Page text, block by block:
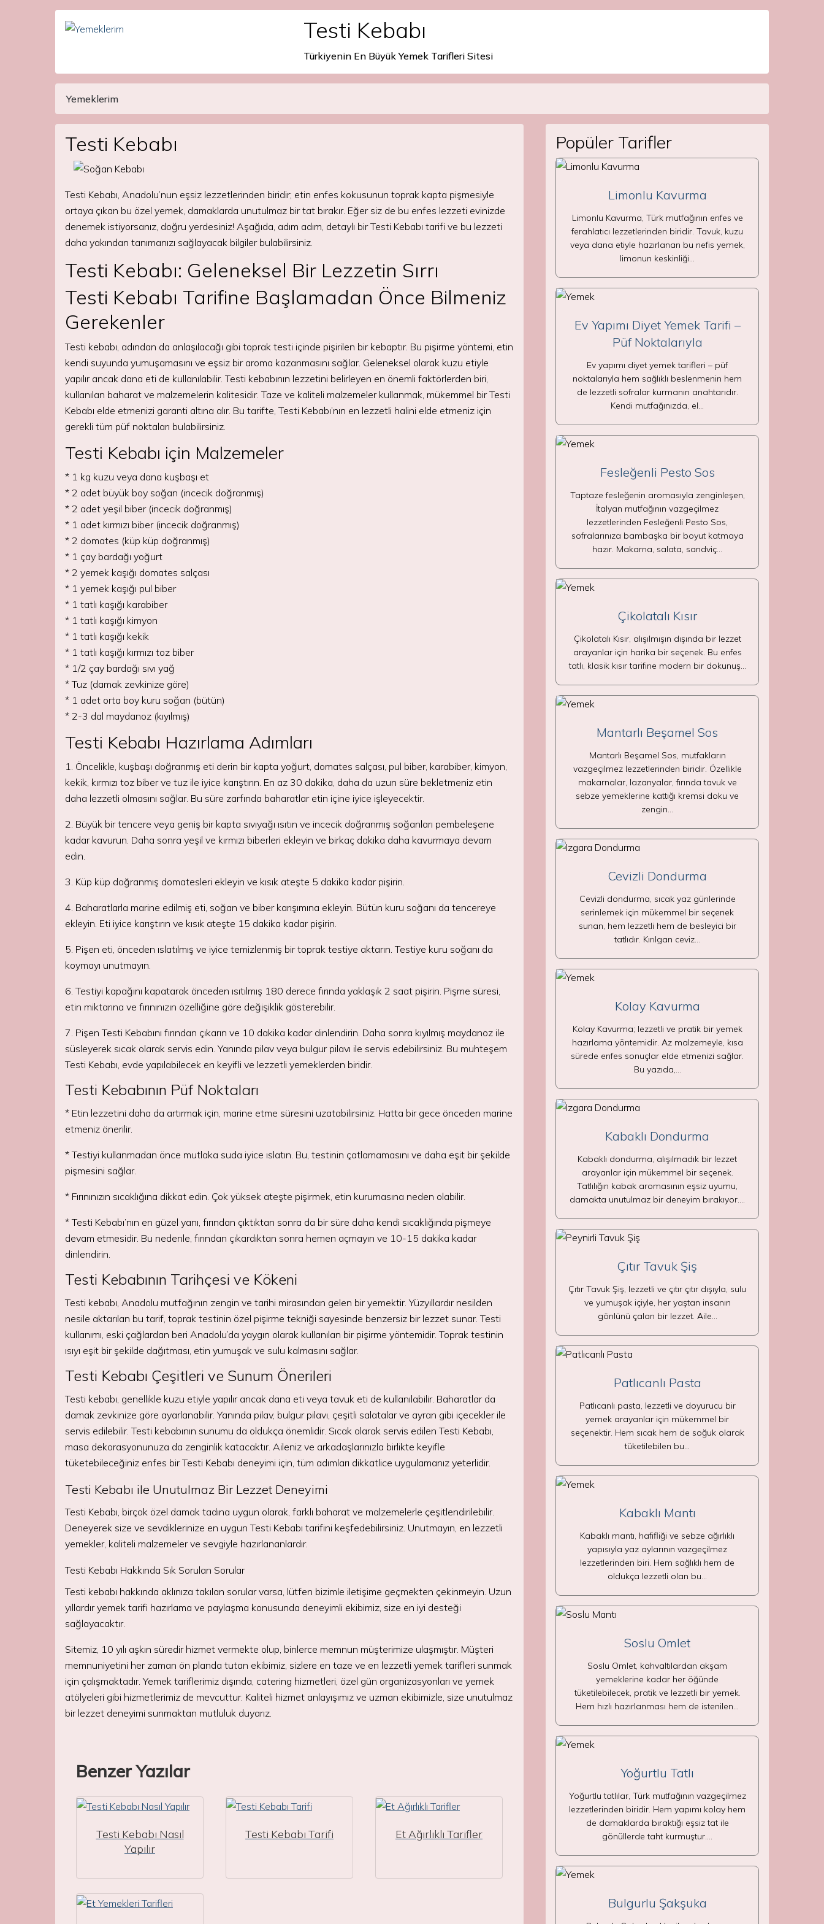
Testi Kebabı
Türkiyenin En Büyük Yemek Tarifleri Sitesi
Main Navigation
Yemeklerim
Testi Kebabı
Testi Kebabı, Anadolu’nun eşsiz lezzetlerinden biridir; etin enfes kokusunun toprak kapta pişmesiyle
ortaya çıkan bu özel yemek, damaklarda unutulmaz bir tat bırakır. Eğer siz de bu enfes lezzeti evinizde
denemek istiyorsanız, doğru yerdesiniz! Aşağıda, adım adım, detaylı bir Testi Kebabı tarifi ve bu lezzeti
daha yakından tanımanızı sağlayacak bilgiler bulabilirsiniz.
Testi Kebabı: Geleneksel Bir Lezzetin Sırrı
Testi Kebabı Tarifine Başlamadan Önce Bilmeniz
Gerekenler
Testi kebabı, adından da anlaşılacağı gibi toprak testi içinde pişirilen bir kebaptır. Bu pişirme yöntemi, etin
kendi suyunda yumuşamasını ve eşsiz bir aroma kazanmasını sağlar. Geleneksel olarak kuzu etiyle
yapılır ancak dana eti de kullanılabilir. Testi kebabının lezzetini belirleyen en önemli faktörlerden biri,
kullanılan baharat ve malzemelerin kalitesidir. Taze ve kaliteli malzemeler kullanmak, mükemmel bir Testi
Kebabı elde etmenizi garanti altına alır. Bu tarifte, Testi Kebabı’nın en lezzetli halini elde etmeniz için
gerekli tüm püf noktaları bulabilirsiniz.
Testi Kebabı için Malzemeler
* 1 kg kuzu veya dana kuşbaşı et
* 2 adet büyük boy soğan (incecik doğranmış)
* 2 adet yeşil biber (incecik doğranmış)
* 1 adet kırmızı biber (incecik doğranmış)
* 2 domates (küp küp doğranmış)
* 1 çay bardağı yoğurt
* 2 yemek kaşığı domates salçası
* 1 yemek kaşığı pul biber
* 1 tatlı kaşığı karabiber
* 1 tatlı kaşığı kimyon
* 1 tatlı kaşığı kekik
* 1 tatlı kaşığı kırmızı toz biber
* 1/2 çay bardağı sıvı yağ
* Tuz (damak zevkinize göre)
* 1 adet orta boy kuru soğan (bütün)
* 2-3 dal maydanoz (kıyılmış)
Testi Kebabı Hazırlama Adımları
1. Öncelikle, kuşbaşı doğranmış eti derin bir kapta yoğurt, domates salçası, pul biber, karabiber, kimyon,
kekik, kırmızı toz biber ve tuz ile iyice karıştırın. En az 30 dakika, daha da uzun süre bekletmeniz etin
daha lezzetli olmasını sağlar. Bu süre zarfında baharatlar etin içine iyice işleyecektir.
2. Büyük bir tencere veya geniş bir kapta sıvıyağı ısıtın ve incecik doğranmış soğanları pembeleşene
kadar kavurun. Daha sonra yeşil ve kırmızı biberleri ekleyin ve birkaç dakika daha kavurmaya devam
edin.
3. Küp küp doğranmış domatesleri ekleyin ve kısık ateşte 5 dakika kadar pişirin.
4. Baharatlarla marine edilmiş eti, soğan ve biber karışımına ekleyin. Bütün kuru soğanı da tencereye
ekleyin. Eti iyice karıştırın ve kısık ateşte 15 dakika kadar pişirin.
5. Pişen eti, önceden ıslatılmış ve iyice temizlenmiş bir toprak testiye aktarın. Testiye kuru soğanı da
koymayı unutmayın.
6. Testiyi kapağını kapatarak önceden ısıtılmış 180 derece fırında yaklaşık 2 saat pişirin. Pişme süresi,
etin miktarına ve fırınınızın özelliğine göre değişiklik gösterebilir.
7. Pişen Testi Kebabını fırından çıkarın ve 10 dakika kadar dinlendirin. Daha sonra kıyılmış maydanoz ile
süsleyerek sıcak olarak servis edin. Yanında pilav veya bulgur pilavı ile servis edebilirsiniz. Bu muhteşem
Testi Kebabı, evde yapılabilecek en keyifli ve lezzetli yemeklerden biridir.
Testi Kebabının Püf Noktaları
* Etin lezzetini daha da artırmak için, marine etme süresini uzatabilirsiniz. Hatta bir gece önceden marine
etmeniz önerilir.
* Testiyi kullanmadan önce mutlaka suda iyice ıslatın. Bu, testinin çatlamamasını ve daha eşit bir şekilde
pişmesini sağlar.
* Fırınınızın sıcaklığına dikkat edin. Çok yüksek ateşte pişirmek, etin kurumasına neden olabilir.
* Testi Kebabı’nın en güzel yanı, fırından çıktıktan sonra da bir süre daha kendi sıcaklığında pişmeye
devam etmesidir. Bu nedenle, fırından çıkardıktan sonra hemen açmayın ve 10-15 dakika kadar
dinlendirin.
Testi Kebabının Tarihçesi ve Kökeni
Testi kebabı, Anadolu mutfağının zengin ve tarihi mirasından gelen bir yemektir. Yüzyıllardır nesilden
nesile aktarılan bu tarif, toprak testinin özel pişirme tekniği sayesinde benzersiz bir lezzet sunar. Testi
kullanımı, eski çağlardan beri Anadolu’da yaygın olarak kullanılan bir pişirme yöntemidir. Toprak testinin
ısıyı eşit bir şekilde dağıtması, etin yumuşak ve sulu kalmasını sağlar.
Testi Kebabı Çeşitleri ve Sunum Önerileri
Testi kebabı, genellikle kuzu etiyle yapılır ancak dana eti veya tavuk eti de kullanılabilir. Baharatlar da
damak zevkinize göre ayarlanabilir. Yanında pilav, bulgur pilavı, çeşitli salatalar ve ayran gibi içecekler ile
servis edilebilir. Testi kebabının sunumu da oldukça önemlidir. Sıcak olarak servis edilen Testi Kebabı,
masa dekorasyonunuza da zenginlik katacaktır. Aileniz ve arkadaşlarınızla birlikte keyifle
tüketebileceğiniz enfes bir Testi Kebabı deneyimi için, tüm adımları dikkatlice uygulamanız yeterlidir.
Testi Kebabı ile Unutulmaz Bir Lezzet Deneyimi
Testi Kebabı, birçok özel damak tadına uygun olarak, farklı baharat ve malzemelerle çeşitlendirilebilir.
Deneyerek size ve sevdiklerinize en uygun Testi Kebabı tarifini keşfedebilirsiniz. Unutmayın, en lezzetli
yemekler, kaliteli malzemeler ve sevgiyle hazırlananlardır.
Testi Kebabı Hakkında Sık Sorulan Sorular
Testi kebabı hakkında aklınıza takılan sorular varsa, lütfen bizimle iletişime geçmekten çekinmeyin. Uzun
yıllardır yemek tarifi hazırlama ve paylaşma konusunda deneyimli ekibimiz, size en iyi desteği
sağlayacaktır.
Sitemiz, 10 yılı aşkın süredir hizmet vermekte olup, binlerce memnun müşterimize ulaşmıştır. Müşteri
memnuniyetini her zaman ön planda tutan ekibimiz, sizlere en taze ve en lezzetli yemek tarifleri sunmak
için çalışmaktadır. Yemek tariflerimiz dışında, catering hizmetleri, özel gün organizasyonları ve yemek
atölyeleri gibi hizmetlerimiz de mevcuttur. Kaliteli hizmet anlayışımız ve uzman ekibimizle, size unutulmaz
bir lezzet deneyimi sunmaktan mutluluk duyarız.
Benzer Yazılar
Testi Kebabı Nasıl
Yapılır
Testi Kebabı Tarifi Et Ağırlıklı Tarifler
Popüler Tarifler
Limonlu Kavurma
Limonlu Kavurma, Türk mutfağının enfes ve
ferahlatıcı lezzetlerinden biridir. Tavuk, kuzu
veya dana etiyle hazırlanan bu nefis yemek,
limonun keskinliği…
Ev Yapımı Diyet Yemek Tarifi –
Püf Noktalarıyla
Ev yapımı diyet yemek tarifleri – püf
noktalarıyla hem sağlıklı beslenmenin hem
de lezzetli sofralar kurmanın anahtarıdır.
Kendi mutfağınızda, el…
Fesleğenli Pesto Sos
Taptaze fesleğenin aromasıyla zenginleşen,
İtalyan mutfağının vazgeçilmez
lezzetlerinden Fesleğenli Pesto Sos,
sofralarınıza bambaşka bir boyut katmaya
hazır. Makarna, salata, sandviç…
Çikolatalı Kısır
Çikolatalı Kısır, alışılmışın dışında bir lezzet
arayanlar için harika bir seçenek. Bu enfes
tatlı, klasik kısır tarifine modern bir dokunuş…
Mantarlı Beşamel Sos
Mantarlı Beşamel Sos, mutfakların
vazgeçilmez lezzetlerinden biridir. Özellikle
makarnalar, lazanyalar, fırında tavuk ve
sebze yemeklerine kattığı kremsi doku ve
zengin…
Cevizli Dondurma
Cevizli dondurma, sıcak yaz günlerinde
serinlemek için mükemmel bir seçenek
sunan, hem lezzetli hem de besleyici bir
tatlıdır. Kırılgan ceviz…
Kolay Kavurma
Kolay Kavurma; lezzetli ve pratik bir yemek
hazırlama yöntemidir. Az malzemeyle, kısa
sürede enfes sonuçlar elde etmenizi sağlar.
Bu yazıda,…
Kabaklı Dondurma
Kabaklı dondurma, alışılmadık bir lezzet
arayanlar için mükemmel bir seçenek.
Tatlılığın kabak aromasının eşsiz uyumu,
damakta unutulmaz bir deneyim bırakıyor.…
Çıtır Tavuk Şiş
Çıtır Tavuk Şiş, lezzetli ve çıtır çıtır dışıyla, sulu
ve yumuşak içiyle, her yaştan insanın
gönlünü çalan bir lezzet. Aile…
Patlıcanlı Pasta
Patlıcanlı pasta, lezzetli ve doyurucu bir
yemek arayanlar için mükemmel bir
seçenektir. Hem sıcak hem de soğuk olarak
tüketilebilen bu…
Kabaklı Mantı
Kabaklı mantı, hafifliği ve sebze ağırlıklı
yapısıyla yaz aylarının vazgeçilmez
lezzetlerinden biri. Hem sağlıklı hem de
oldukça lezzetli olan bu…
Soslu Omlet
Soslu Omlet, kahvaltılardan akşam
yemeklerine kadar her öğünde
tüketilebilecek, pratik ve lezzetli bir yemek.
Hem hızlı hazırlanması hem de istenilen…
Yoğurtlu Tatlı
Yoğurtlu tatlılar, Türk mutfağının vazgeçilmez
lezzetlerinden biridir. Hem yapımı kolay hem
de damaklarda bıraktığı eşsiz tat ile
gönüllerde taht kurmuştur.…
Bulgurlu Şakşuka